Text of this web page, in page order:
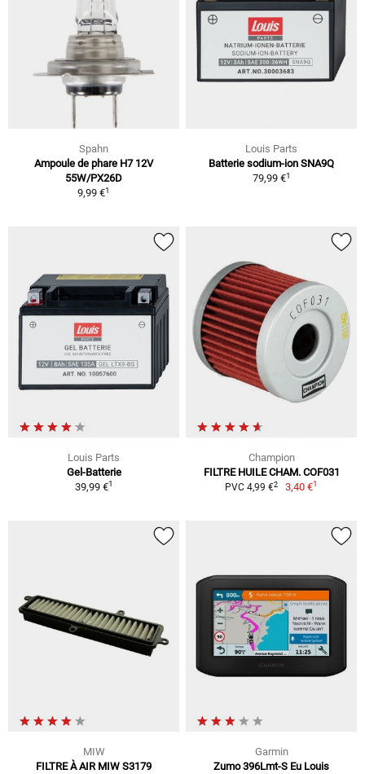
Spahn
Ampoule de phare H7 12V
55W/PX26D
9,99 €1
Louis Parts
Batterie sodium-ion SNA9Q
79,99 €1
Louis Parts
Gel-Batterie
39,99 €1
Champion
FILTRE HUILE CHAM. COF031
PVC 4,99 €2 3,40 €1
MIW
FILTRE À AIR MIW S3179
Garmin
Zumo 396Lmt-S Eu Louis